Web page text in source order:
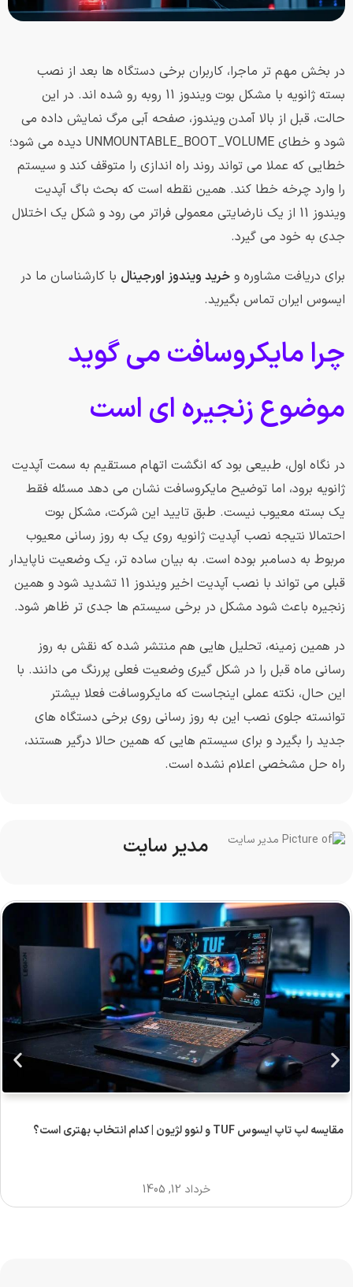
در بخش مهم تر ماجرا، کاربران برخی دستگاه ها بعد از نصب
بسته ژانویه با مشکل بوت ویندوز 11 روبه رو شده اند. در این
حالت، قبل از بالا آمدن ویندوز، صفحه آبی مرگ نمایش داده می
شود و خطای UNMOUNTABLE_BOOT_VOLUME دیده می شود؛
خطایی که عملا می تواند روند راه اندازی را متوقف کند و سیستم
را وارد چرخه خطا کند. همین نقطه است که بحث باگ آپدیت
ویندوز 11 از یک نارضایتی معمولی فراتر می رود و شکل یک اختلال
جدی به خود می گیرد.
برای دریافت مشاوره و خرید ویندوز اورجینال با کارشناسان ما در
ایسوس ایران تماس بگیرید.
چرا مایکروسافت می گوید
موضوع زنجیره ای است
در نگاه اول، طبیعی بود که انگشت اتهام مستقیم به سمت آپدیت
ژانویه برود، اما توضیح مایکروسافت نشان می دهد مسئله فقط
یک بسته معیوب نیست. طبق تایید این شرکت، مشکل بوت
احتمالا نتیجه نصب آپدیت ژانویه روی یک به روز رسانی معیوب
مربوط به دسامبر بوده است. به بیان ساده تر، یک وضعیت ناپایدار
قبلی می تواند با نصب آپدیت اخیر ویندوز 11 تشدید شود و همین
زنجیره باعث شود مشکل در برخی سیستم ها جدی تر ظاهر شود.
در همین زمینه، تحلیل هایی هم منتشر شده که نقش به روز
رسانی ماه قبل را در شکل گیری وضعیت فعلی پررنگ می دانند. با
این حال، نکته عملی اینجاست که مایکروسافت فعلا بیشتر
توانسته جلوی نصب این به روز رسانی روی برخی دستگاه های
جدید را بگیرد و برای سیستم هایی که همین حالا درگیر هستند،
راه حل مشخصی اعلام نشده است.
مدیر سایت
مقایسه لپ تاپ ایسوس TUF و لنوو لژیون | کدام انتخاب بهتری است؟
خرداد 12, 1405